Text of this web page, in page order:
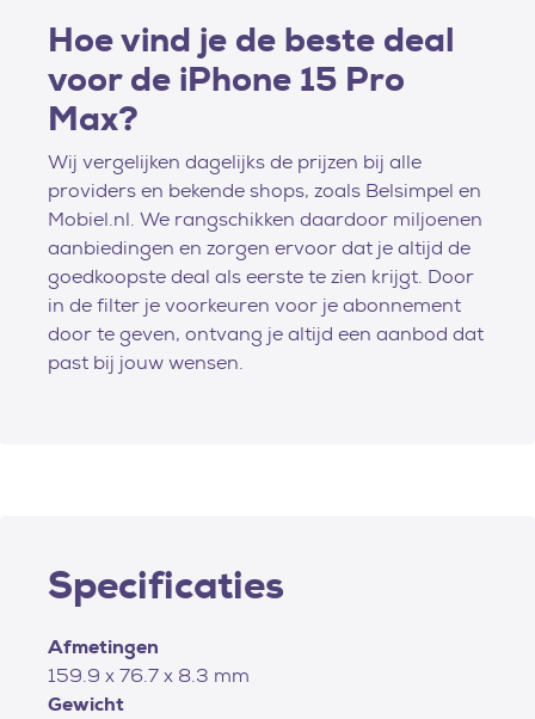
Hoe vind je de beste deal
voor de iPhone 15 Pro
Max?
Wij vergelijken dagelijks de prijzen bij alle
providers en bekende shops, zoals Belsimpel en
Mobiel.nl. We rangschikken daardoor miljoenen
aanbiedingen en zorgen ervoor dat je altijd de
goedkoopste deal als eerste te zien krijgt. Door
in de filter je voorkeuren voor je abonnement
door te geven, ontvang je altijd een aanbod dat
past bij jouw wensen.
Specificaties
Afmetingen
159.9 x 76.7 x 8.3 mm
Gewicht